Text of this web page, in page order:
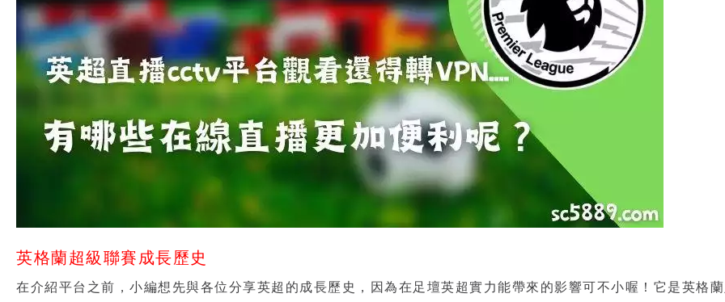
英格蘭超級聯賽成長歷史
在介紹平台之前，小編想先與各位分享英超的成長歷史，因為在足壇英超實力能帶來的影響可不小喔！它是英格